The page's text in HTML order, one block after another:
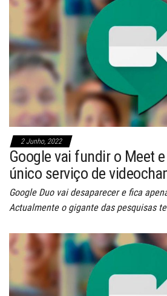
2 Junho, 2022
Google vai fundir o Meet
único serviço de
Google Duo vai desaparecer e fica
Actualmente o gigante das pesquisas